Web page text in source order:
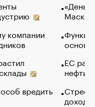
компании
вредить
Маск в
основ
ЕС
нефти